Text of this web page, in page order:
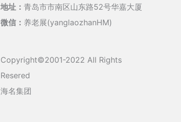
地址： 青岛市市南区山东路52号华嘉大厦
微信： 养老展(yanglaozhanHM)
Copyright©2001-2022 All Rights
Resered
海名集团